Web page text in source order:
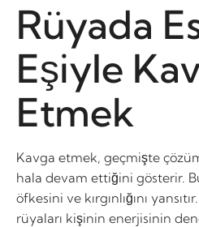
Rüyada
Eşiyle
Etmek
Kavga etmek, geçmişte
hala devam ettiğini gösterir.
öfkesini ve kırgınlığını yansıtır.
rüyaları kişinin enerjisinin